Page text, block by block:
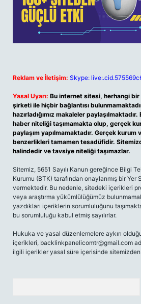
Reklam ve İletişim: Skype:
Yasal Uyarı: Bu internet sitesi, herhangi bir
şirketi ile hiçbir bağlantısı
hazırladığımız makaleler
haber niteliği taşımamakta olup, gerçek
paylaşım yapılmamaktadır. Gerçek kurum
benzerlikleri tamamen tesadüfidir.
halindedir ve tavsiye niteliği taşımazlar.
Sitemiz, 5651 Sayılı Kanun gereğince Bilgi
Kurumu (BTK) tarafından onaylanmış bir Yer
vermektedir. Bu nedenle, sitedeki içerikleri
veya araştırma yükümlülüğümüz
yazdıkları içeriklerin sorumluluğunu
bu sorumluluğu kabul etmiş sayılırlar.
Hukuka ve yasal düzenlemelere aykırı
içerikleri, backlinkpanelicomtr@gmail.com
ilgili içerikler yasal süre içerisinde sitemizden